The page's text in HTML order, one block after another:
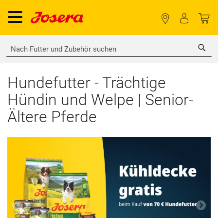
Hundefutter - Trächtige
Hündin und Welpe | Senior-
Ältere Pferde